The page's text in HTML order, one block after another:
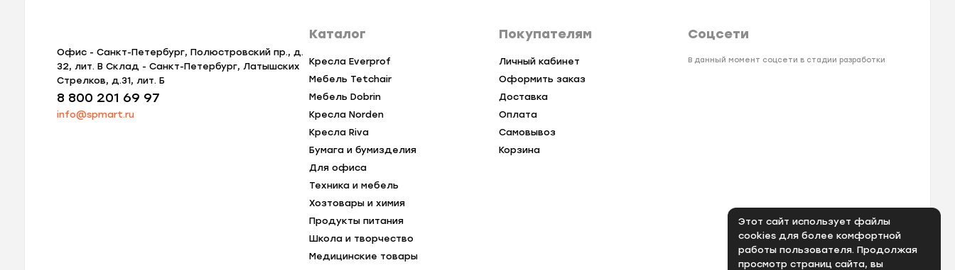
Этот сайт использует файлы
cookies для более комфортной
работы пользователя. Продолжая
просмотр страниц сайта, вы
Офис - Санкт-Петербург, Полюстровский пр., д.
32, лит. В Склад - Санкт-Петербург, Латышских
Стрелков, д.31, лит. Б
8 800 201 69 97
info@spmart.ru
Каталог
Кресла Everprof
Мебель Tetchair
Мебель Dobrin
Кресла Norden
Кресла Riva
Бумага и бумизделия
Для офиса
Техника и мебель
Хозтовары и химия
Продукты питания
Школа и творчество
Медицинские товары
Покупателям
Личный кабинет
Оформить заказ
Доставка
Оплата
Самовывоз
Корзина
Соцсети
В данный момент соцсети в стадии разработки